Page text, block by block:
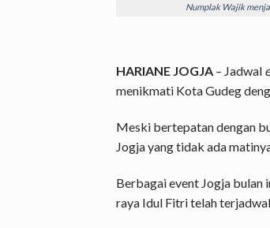
Numplak Wajik
HARIANE JOGJA – Jadwal
menikmati Kota Gudeg
Meski bertepatan dengan
Jogja yang tidak ada
Berbagai event Jogja bulan
raya Idul Fitri telah